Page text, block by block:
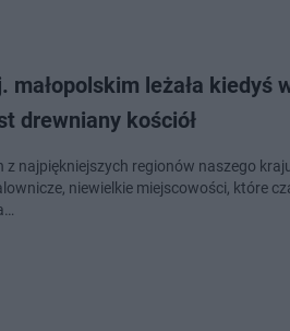
małopolskim leżała kiedyś
drewniany kościół
z najpiękniejszych regionów naszego
niewielkie miejscowości, które